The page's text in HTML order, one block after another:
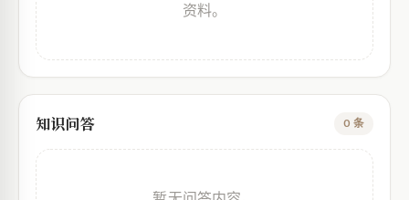
资料。
知识问答 0 条